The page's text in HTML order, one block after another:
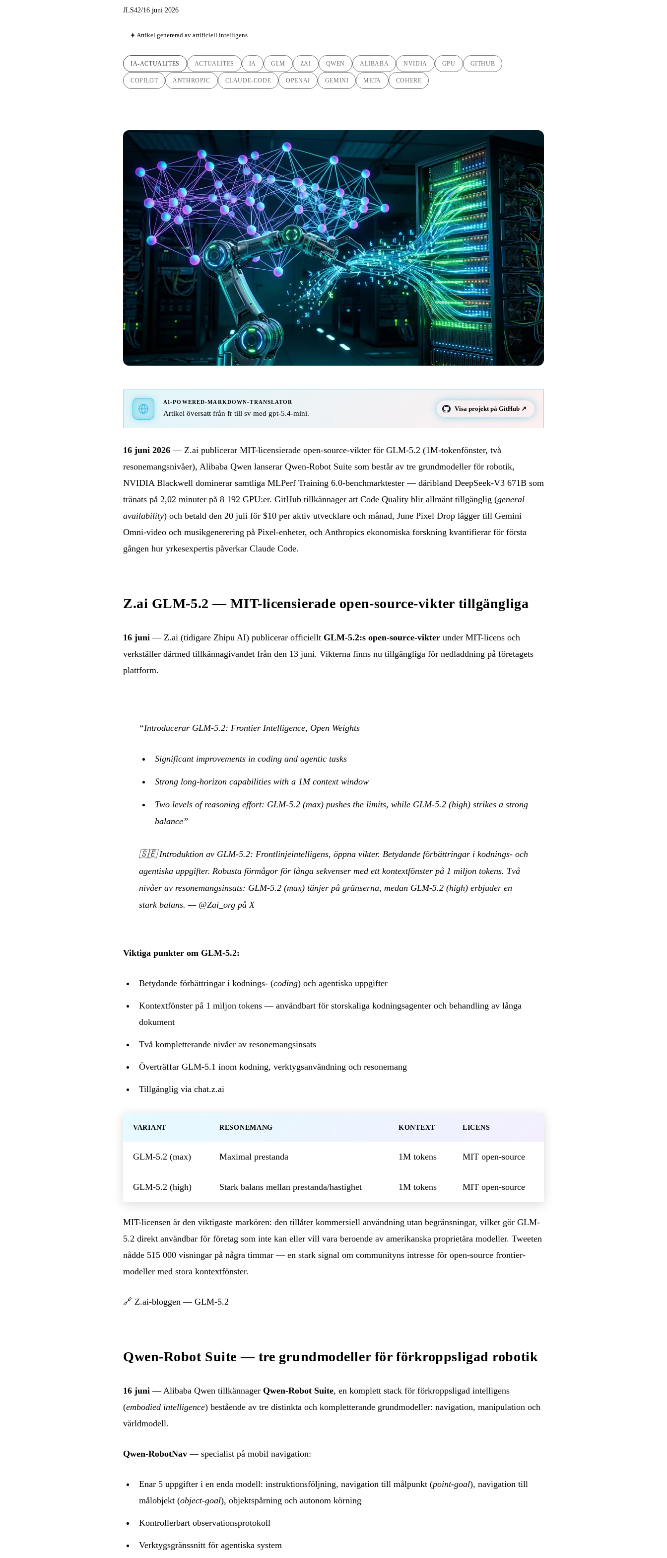
JLS42/16 juni 2026
Artikel genererad av artificiell intelligens
IA-ACTUALITES ACTUALITES IA GLM ZAI QWEN ALIBABA NVIDIA GPU GITHUB
COPILOT ANTHROPIC CLAUDE-CODE OPENAI GEMINI META COHERE
AI-POWERED-MARKDOWN-TRANSLATOR
Artikel översatt från fr till sv med gpt-5.4-mini.
Visa projekt på GitHub ↗
16 juni 2026 — Z.ai publicerar MIT-licensierade open-source-vikter för GLM-5.2 (1M-tokenfönster, två
resonemangsnivåer), Alibaba Qwen lanserar Qwen-Robot Suite som består av tre grundmodeller för robotik,
NVIDIA Blackwell dominerar samtliga MLPerf Training 6.0-benchmarktester — däribland DeepSeek-V3 671B som
tränats på 2,02 minuter på 8 192 GPU:er. GitHub tillkännager att Code Quality blir allmänt tillgänglig (general
availability) och betald den 20 juli för $10 per aktiv utvecklare och månad, June Pixel Drop lägger till Gemini
Omni-video och musikgenerering på Pixel-enheter, och Anthropics ekonomiska forskning kvantifierar för första
gången hur yrkesexpertis påverkar Claude Code.
Z.ai GLM-5.2 — MIT-licensierade open-source-vikter tillgängliga
16 juni — Z.ai (tidigare Zhipu AI) publicerar officiellt GLM-5.2:s open-source-vikter under MIT-licens och
verkställer därmed tillkännagivandet från den 13 juni. Vikterna finns nu tillgängliga för nedladdning på företagets
plattform.
“Introducerar GLM-5.2: Frontier Intelligence, Open Weights
Significant improvements in coding and agentic tasks
Strong long-horizon capabilities with a 1M context window
Two levels of reasoning effort: GLM-5.2 (max) pushes the limits, while GLM-5.2 (high) strikes a strong
balance”
🇸🇪Introduktion av GLM-5.2: Frontlinjeintelligens, öppna vikter. Betydande förbättringar i kodnings- och
agentiska uppgifter. Robusta förmågor för långa sekvenser med ett kontextfönster på 1 miljon tokens. Två
nivåer av resonemangsinsats: GLM-5.2 (max) tänjer på gränserna, medan GLM-5.2 (high) erbjuder en
stark balans. — @Zai_org på X
Viktiga punkter om GLM-5.2:
Betydande förbättringar i kodnings- (coding) och agentiska uppgifter
Kontextfönster på 1 miljon tokens — användbart för storskaliga kodningsagenter och behandling av långa
dokument
Två kompletterande nivåer av resonemangsinsats
Överträffar GLM-5.1 inom kodning, verktygsanvändning och resonemang
Tillgänglig via chat.z.ai
VARIANT RESONEMANG KONTEXT LICENS
GLM-5.2 (max) Maximal prestanda 1M tokens MIT open-source
GLM-5.2 (high) Stark balans mellan prestanda/hastighet 1M tokens MIT open-source
MIT-licensen är den viktigaste markören: den tillåter kommersiell användning utan begränsningar, vilket gör GLM-
5.2 direkt användbar för företag som inte kan eller vill vara beroende av amerikanska proprietära modeller. Tweeten
nådde 515 000 visningar på några timmar — en stark signal om communityns intresse för open-source frontier-
modeller med stora kontextfönster.
🔗 Z.ai-bloggen — GLM-5.2
Qwen-Robot Suite — tre grundmodeller för förkroppsligad robotik
16 juni — Alibaba Qwen tillkännager Qwen-Robot Suite, en komplett stack för förkroppsligad intelligens
(embodied intelligence) bestående av tre distinkta och kompletterande grundmodeller: navigation, manipulation och
världmodell.
Qwen-RobotNav — specialist på mobil navigation:
Enar 5 uppgifter i en enda modell: instruktionsföljning, navigation till målpunkt (point-goal), navigation till
målobjekt (object-goal), objektspårning och autonom körning
Kontrollerbart observationsprotokoll
Verktygsgränssnitt för agentiska system